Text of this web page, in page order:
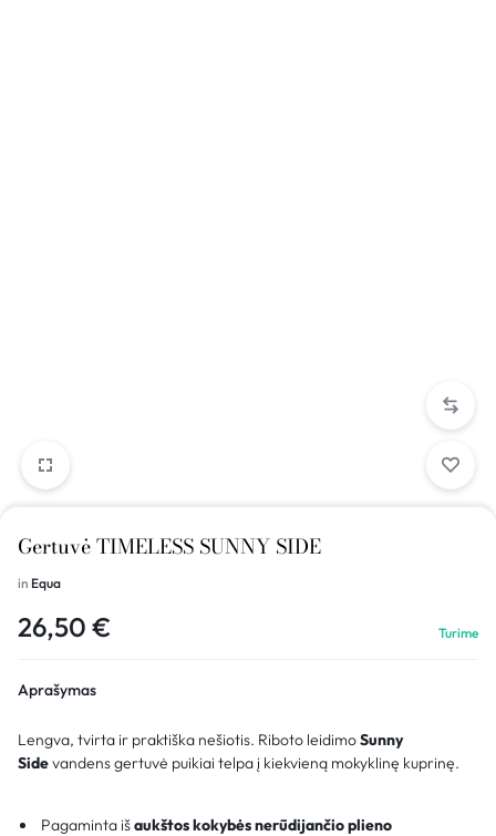
Gertuvė TIMELESS SUNNY SIDE
in Equa
26,50 € Turime
Aprašymas
Lengva, tvirta ir praktiška nešiotis. Riboto leidimoSunny
Sidevandens gertuvė puikiai telpa į kiekvieną mokyklinę kuprinę.
Pagaminta išaukštos kokybės nerūdijančio plieno